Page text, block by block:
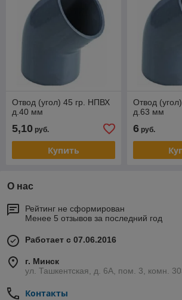
Отвод (угол) 45 гр. НПВХ
д.40 мм
5,10 руб.
Купить
Отвод
д.63 мм
6руб.
О нас
Рейтинг не сформирован
Менее 5 отзывов за последний год
Работает с 07.06.2016
г. Минск
ул. Ташкентская, д. 6А, пом. 3, комн.
Контакты